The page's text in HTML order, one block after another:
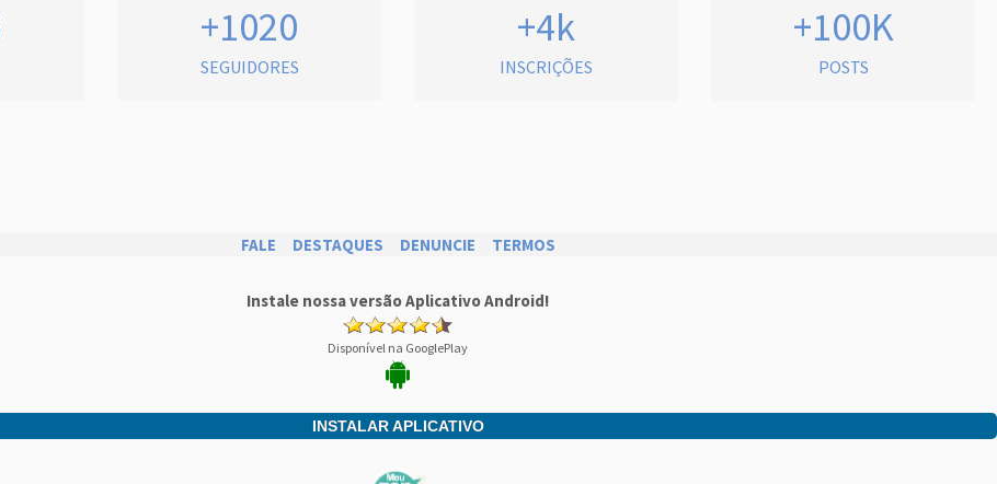
+1020
SEGUIDORES
+4k
INSCRIÇÕES
+100K
POSTS
FALE DESTAQUES DENUNCIE TERMOS
Instale nossa versão Aplicativo Android!
Disponível na GooglePlay
INSTALAR APLICATIVO